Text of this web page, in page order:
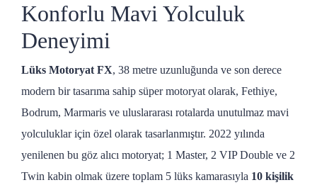
Konforlu Mavi Yolculuk
Deneyimi
Lüks Motoryat FX, 38 metre uzunluğunda ve son derece
modern bir tasarıma sahip süper motoryat olarak, Fethiye,
Bodrum, Marmaris ve uluslararası rotalarda unutulmaz mavi
yolculuklar için özel olarak tasarlanmıştır. 2022 yılında
yenilenen bu göz alıcı motoryat; 1 Master, 2 VIP Double ve 2
Twin kabin olmak üzere toplam 5 lüks kamarasıyla 10 kişilik